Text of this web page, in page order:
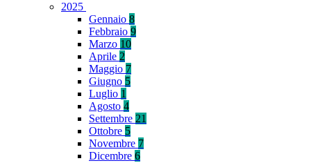
2025
Gennaio 8
Febbraio 9
Marzo 10
Aprile 2
Maggio 7
Giugno 5
Luglio 1
Agosto 4
Settembre 21
Ottobre 5
Novembre 7
Dicembre 6